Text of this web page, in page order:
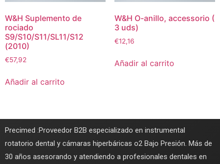
W&H Suplemento de
rociado
S9/S10/S11/SL11/S12
(2010)
€57,92
Añadir al carrito
W&H O-anillo, accessorio (
3 uds)
€12,16
Añadir al carrito
Precimed :Proveedor B2B especializado en instrumental
rotatorio dental y cámaras hiperbáricas o2 Bajo Presión. Más de
30 años asesorando y atendiendo a profesionales dentales en